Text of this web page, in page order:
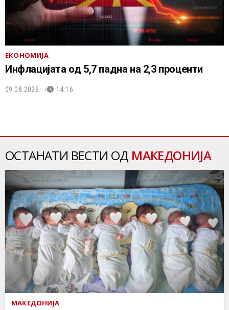
ЕКОНОМИЈА
Инфлацијата од 5,7 падна на 2,3 проценти
09.08.2026. 14:16
ОСТАНАТИ ВЕСТИ ОД МАКЕДОНИЈА
МАКЕДОНИЈА